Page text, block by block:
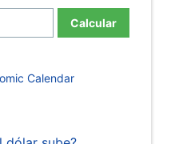
Calcular
Calendar